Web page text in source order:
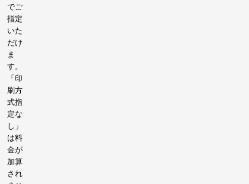
でご
指定
いた
だけ
ま
す。
「印
刷方
式指
定な
し」
は料
金が
加算
され